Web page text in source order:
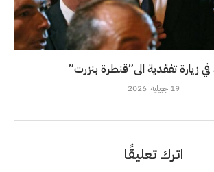
زيارة تفقدية الى”قنطرة بنزرت”
19 جويلية، 2026
اترك تعليقًا